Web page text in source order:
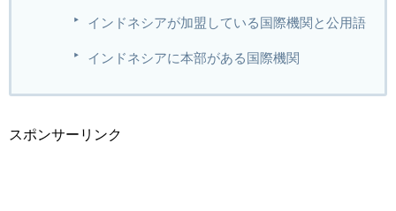
インドネシアが加盟している国際機関と公用語
インドネシアに本部がある国際機関
スポンサーリンク